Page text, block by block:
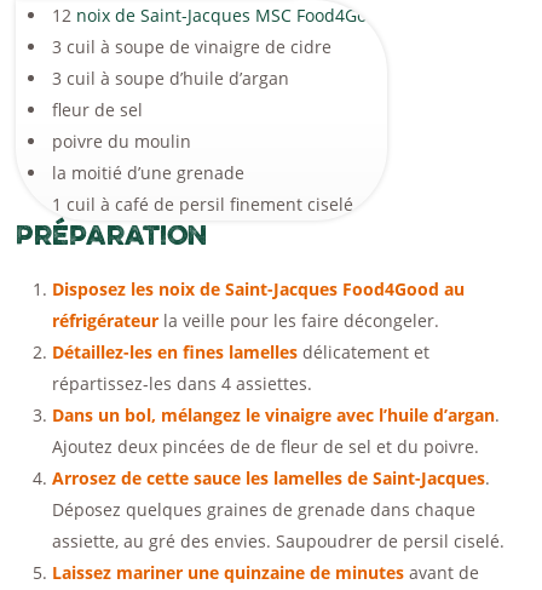
12 noix de Saint-Jacques MSC Food4Good
3 cuil à soupe de vinaigre de cidre
3 cuil à soupe d’huile d’argan
fleur de sel
poivre du moulin
la moitié d’une grenade
1 cuil à café de persil finement ciselé
Préparation
Disposez les noix de Saint-Jacques Food4Good au
réfrigérateur la veille pour les faire décongeler.
Détaillez-les en fines lamellesdélicatement et
répartissez-les dans 4 assiettes.
Dans un bol, mélangez le vinaigre avec l’huile d’argan.
Ajoutez deux pincées de de fleur de sel et du poivre.
Arrosez de cette sauce les lamelles de Saint-Jacques.
Déposez quelques graines de grenade dans chaque
assiette, au gré des envies. Saupoudrer de persil ciselé.
Laissez mariner une quinzaine de minutes avant de